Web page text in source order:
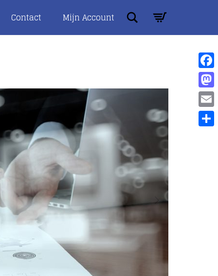
Contact Mijn Account Search